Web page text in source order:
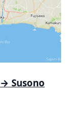
Susono